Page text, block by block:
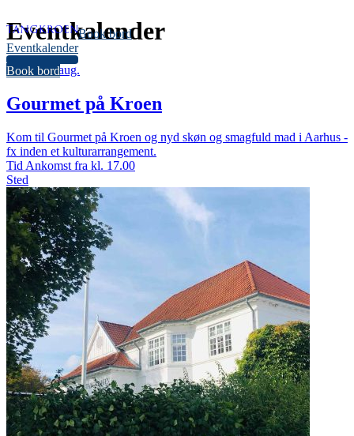
Book bord
Eventkalender
36
Book bord
Eventkalender
torsdag 6. aug.
Gourmet på Kroen
Kom til Gourmet på Kroen og nyd skøn og smagfuld mad i Aarhus -
fx inden et kulturarrangement.
Tid Ankomst fra kl. 17.00
Sted